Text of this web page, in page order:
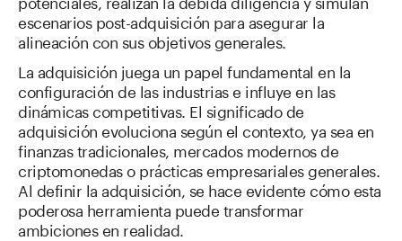
escenarios post-adquisición para asegurar la
alineación con sus objetivos generales.
La adquisición juega un papel fundamental en la
configuración de las industrias e influye en las
dinámicas competitivas. El significado de
adquisición evoluciona según el contexto, ya sea en
finanzas tradicionales, mercados modernos de
criptomonedas o prácticas empresariales generales.
Al definir la adquisición, se hace evidente cómo esta
poderosa herramienta puede transformar
ambiciones en realidad.